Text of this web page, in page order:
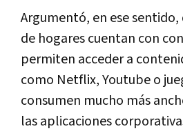
Argumentó, en ese
de hogares cuentan con
permiten acceder a
como Netflix, Youtube o
consumen mucho más
las aplicaciones